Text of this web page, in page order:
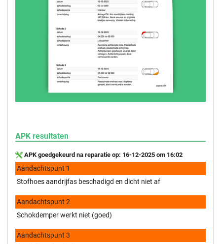
APK resultaten
APK goedgekeurd na reparatie op: 16-12-2025 om 16:02
Aandachtspunt 1
Stofhoes aandrijfas beschadigd en dicht niet af
Aandachtspunt 2
Schokdemper werkt niet (goed)
Aandachtspunt 3